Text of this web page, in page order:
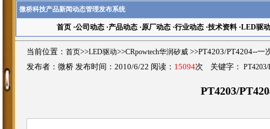
微桥科技产品新闻动态管理发布系统
首页·公司动态·产品动态·原厂动态·行业动态·技术资料·LED驱动
当前位置： 首页>>LED驱动>>CRpowtech华润矽威 >>PT4203/PT4204--
发布者：微桥 发布时间：2010/6/22 阅读： 15094次 关键字：
PT4203/